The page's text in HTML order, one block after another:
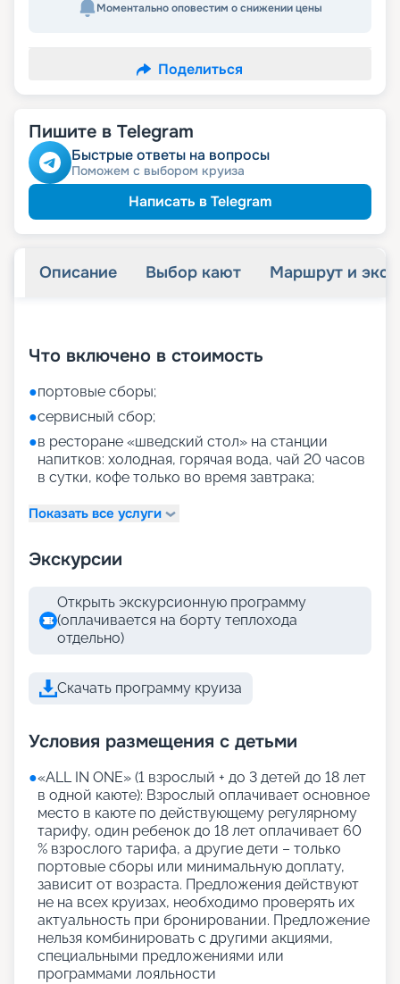
Моментально оповестим о снижении цены
Поделиться
Пишите в Telegram
Быстрые ответы на вопросы
Поможем с выбором круиза
Написать в Telegram
Описание Выбор кают Маршрут и
Что включено в стоимость
●портовые сборы;
●сервисный сбор;
●в ресторане «шведский стол» на станции
напитков: холодная, горячая вода, чай 20 часов
в сутки, кофе только во время завтрака;
Показать все услуги
Экскурсии
Открыть экскурсионную программу
(оплачивается на борту теплохода
отдельно)
Скачать программу круиза
Условия размещения с детьми
●«АLL IN ONE» (1 взрослый + до 3 детей до 18 лет
в одной каюте): Взрослый оплачивает основное
место в каюте по действующему регулярному
тарифу, один ребенок до 18 лет оплачивает 60
% взрослого тарифа, а другие дети – только
портовые сборы или минимальную доплату,
зависит от возраста. Предложения действуют
не на всех круизах, необходимо проверять их
актуальность при бронировании. Предложение
нельзя комбинировать с другими акциями,
специальными предложениями или
программами лояльности